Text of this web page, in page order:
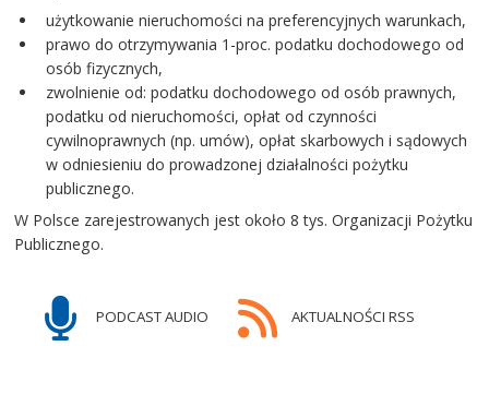
użytkowanie nieruchomości na preferencyjnych warunkach,
prawo do otrzymywania 1-proc. podatku dochodowego od
osób fizycznych,
zwolnienie od: podatku dochodowego od osób prawnych,
podatku od nieruchomości, opłat od czynności
cywilnoprawnych (np. umów), opłat skarbowych i sądowych
w odniesieniu do prowadzonej działalności pożytku
publicznego.
W Polsce zarejestrowanych jest około 8 tys. Organizacji Pożytku
Publicznego.
PODCAST AUDIO AKTUALNOŚCI RSS